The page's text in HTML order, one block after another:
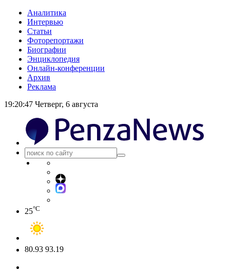
Аналитика
Интервью
Статьи
Фоторепортажи
Биографии
Энциклопедия
Онлайн-конференции
Архив
Реклама
19:20:47 Четверг, 6 августа
25°C
80.93 93.19